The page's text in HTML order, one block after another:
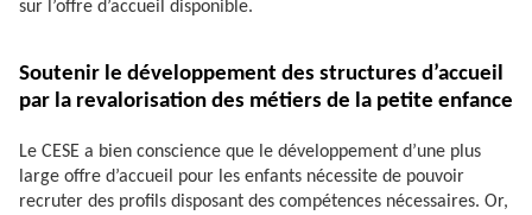
sur l’offre d’accueil disponible.
Soutenir le développement des structures d’accueil
par la revalorisation des métiers de la petite enfance
Le CESE a bien conscience que le développement d’une plus
large offre d’accueil pour les enfants nécessite de pouvoir
recruter des profils disposant des compétences nécessaires. Or,